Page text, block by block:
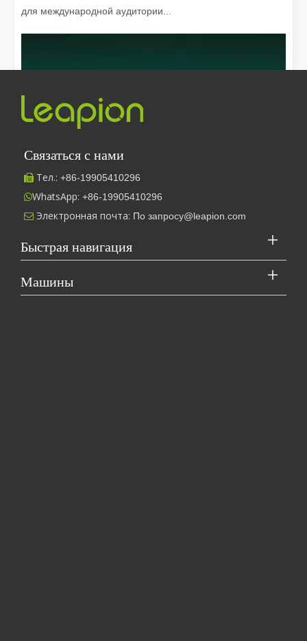
В настоящее время Leapion демонстрирует свое лазерное
для международной аудитории...
Связаться с нами
 Тел.: +86-19905410296
WhatsApp: +86-19905410296
 Электронная почта: По запросу@leapion.com
Быстрая навигация
Машины